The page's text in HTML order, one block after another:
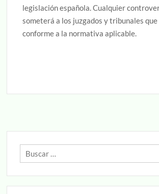
legislación española. Cualquier
someterá a los juzgados y tribunales
conforme a la normativa aplicable.